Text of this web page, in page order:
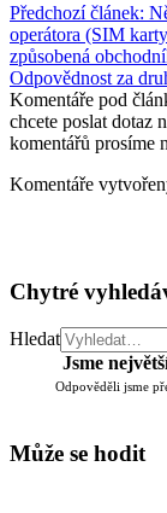
Předchozí článek:
operátora (SIM
způsobená
Odpovědnost za
Komentáře pod
chcete poslat dotaz
komentářů prosíme
Komentáře
Chytré
Hledat
Jsme
Odpověděli jsme
Může se hodit